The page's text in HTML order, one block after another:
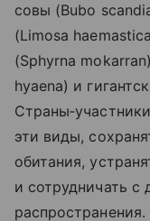
совы (Bubo
(Limosa
(Sphyrna
hyaena) и
эти виды,
обитания,
и сотрудничать с
распространения.